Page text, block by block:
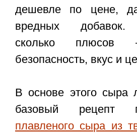
дешевле по цене,
вредных добавок.
сколько плюсов
безопасность, вкус и
В основе этого сыра
базовый рецепт
плавленого сыра из